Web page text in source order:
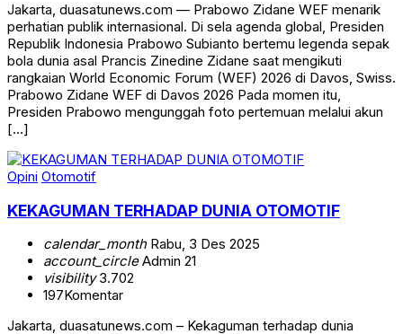
Jakarta, duasatunews.com — Prabowo Zidane WEF menarik
perhatian publik internasional. Di sela agenda global, Presiden
Republik Indonesia Prabowo Subianto bertemu legenda sepak
bola dunia asal Prancis Zinedine Zidane saat mengikuti
rangkaian World Economic Forum (WEF) 2026 di Davos, Swiss.
Prabowo Zidane WEF di Davos 2026 Pada momen itu,
Presiden Prabowo mengunggah foto pertemuan melalui akun
[…]
Opini Otomotif
KEKAGUMAN TERHADAP DUNIA OTOMOTIF
calendar_monthRabu, 3 Des 2025
account_circleAdmin 21
visibility3.702
197Komentar
Jakarta, duasatunews.com – Kekaguman terhadap dunia